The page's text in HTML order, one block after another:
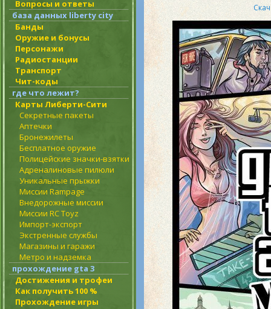
Вопросы и ответы
база данных liberty city
Банды
Оружие и бонусы
Персонажи
Радиостанции
Транспорт
Чит-коды
где что лежит?
Карты Либерти-Сити
Секретные пакеты
Аптечки
Бронежилеты
Бесплатное оружие
Полицейские значки-взятки
Адреналиновые пилюли
Уникальные прыжки
Миссии Rampage
Внедорожные миссии
Миссии RC Toyz
Импорт-экспорт
Экстренные службы
Магазины и гаражи
Метро и надземка
прохождение gta 3
Достижения и трофеи
Как получить 100 %
Прохождение игры